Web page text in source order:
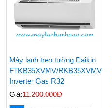
Máy lạnh treo tường Daikin
FTKB35XVMV/RKB35XVMV
Inverter Gas R32
Giá:11.200.000Đ